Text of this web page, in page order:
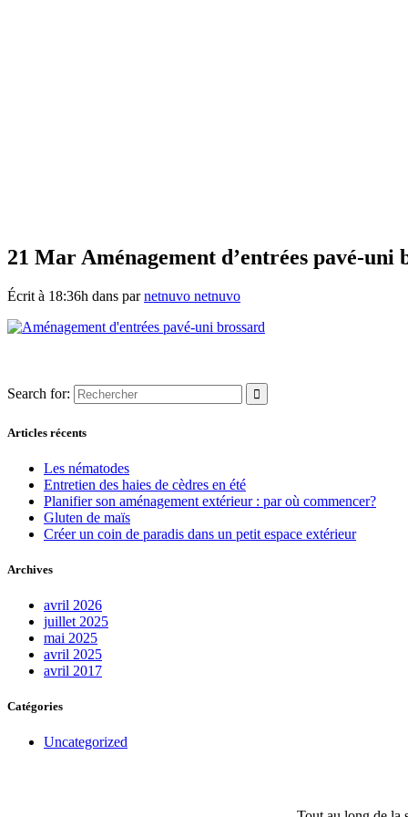
21 MarAménagement d’entrées pavé-uni
Écrit à 18:36h dans parnetnuvo netnuvo
Search for:
Articles récents
Les nématodes
Entretien des haies de cèdres en été
Planifier son aménagement extérieur : par où commencer?
Gluten de maïs
Créer un coin de paradis dans un petit espace extérieur
Archives
avril 2026
juillet 2025
mai 2025
avril 2025
avril 2017
Catégories
Uncategorized